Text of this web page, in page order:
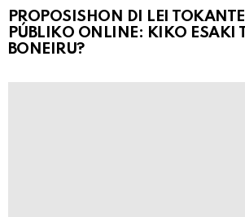
PROPOSISHON DI LEI
PÚBLIKO ONLINE: KIKO ESAKI
BONEIRU?